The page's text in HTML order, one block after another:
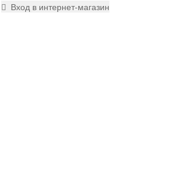
Вход в интернет-магазин